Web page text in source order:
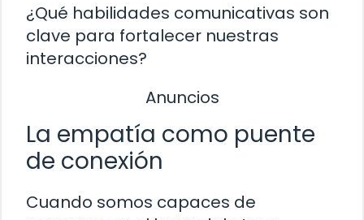
¿Qué habilidades comunicativas son
clave para fortalecer nuestras
interacciones?
Anuncios
La empatía como puente
de conexión
Cuando somos capaces de